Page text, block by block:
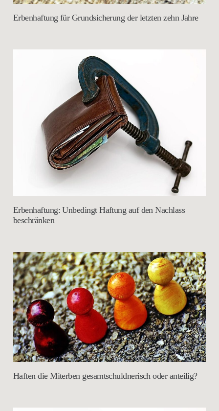
Erbenhaftung für Grundsicherung der letzten zehn Jahre
Erbenhaftung: Unbedingt Haftung auf den Nachlass
beschränken
Haften die Miterben gesamtschuldnerisch oder anteilig?